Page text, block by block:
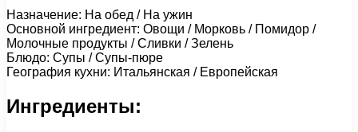
Назначение: На обед / На ужин
Основной ингредиент: Овощи / Морковь / Помидор /
Молочные продукты / Сливки / Зелень
Блюдо: Супы / Супы-пюре
География кухни: Итальянская / Европейская
Ингредиенты: